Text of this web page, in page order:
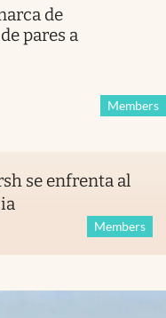
de
pares a
Members
se enfrenta al
Members